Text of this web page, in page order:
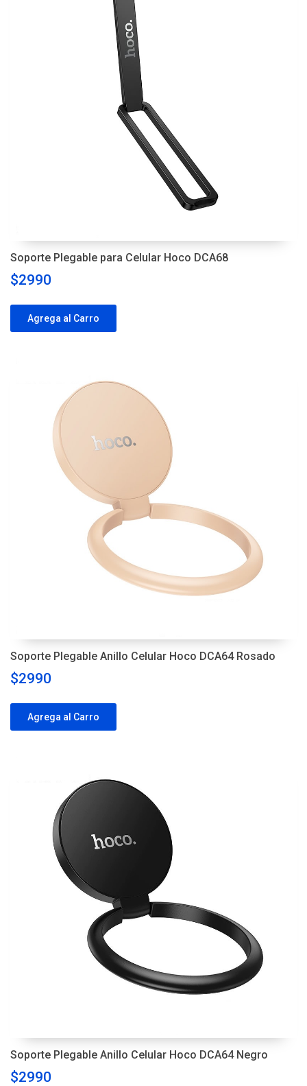
Soporte Plegable para Celular Hoco DCA68
$2990
Agrega al Carro
Soporte Plegable Anillo Celular Hoco DCA64 Rosado
$2990
Agrega al Carro
Soporte Plegable Anillo Celular Hoco DCA64 Negro
$2990